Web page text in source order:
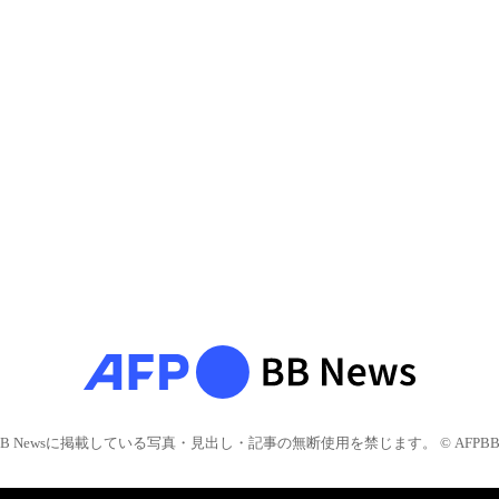
Newsに掲載している写真・見出し・記事の無断使用を禁じます。 © AFPBB